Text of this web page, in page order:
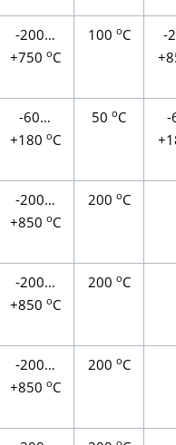
-200…
+750 оС
100 оС
-
-60…
+180 оС
50 оС
-
-200…
+850 оС
200 оС
-200…
+850 оС
200 оС
-200…
+850 оС
200 оС